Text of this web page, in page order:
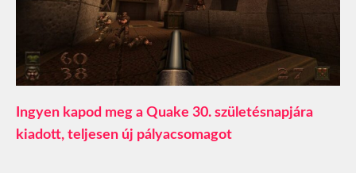
Ingyen kapod meg a Quake 30. születésnapjára
kiadott, teljesen új pályacsomagot